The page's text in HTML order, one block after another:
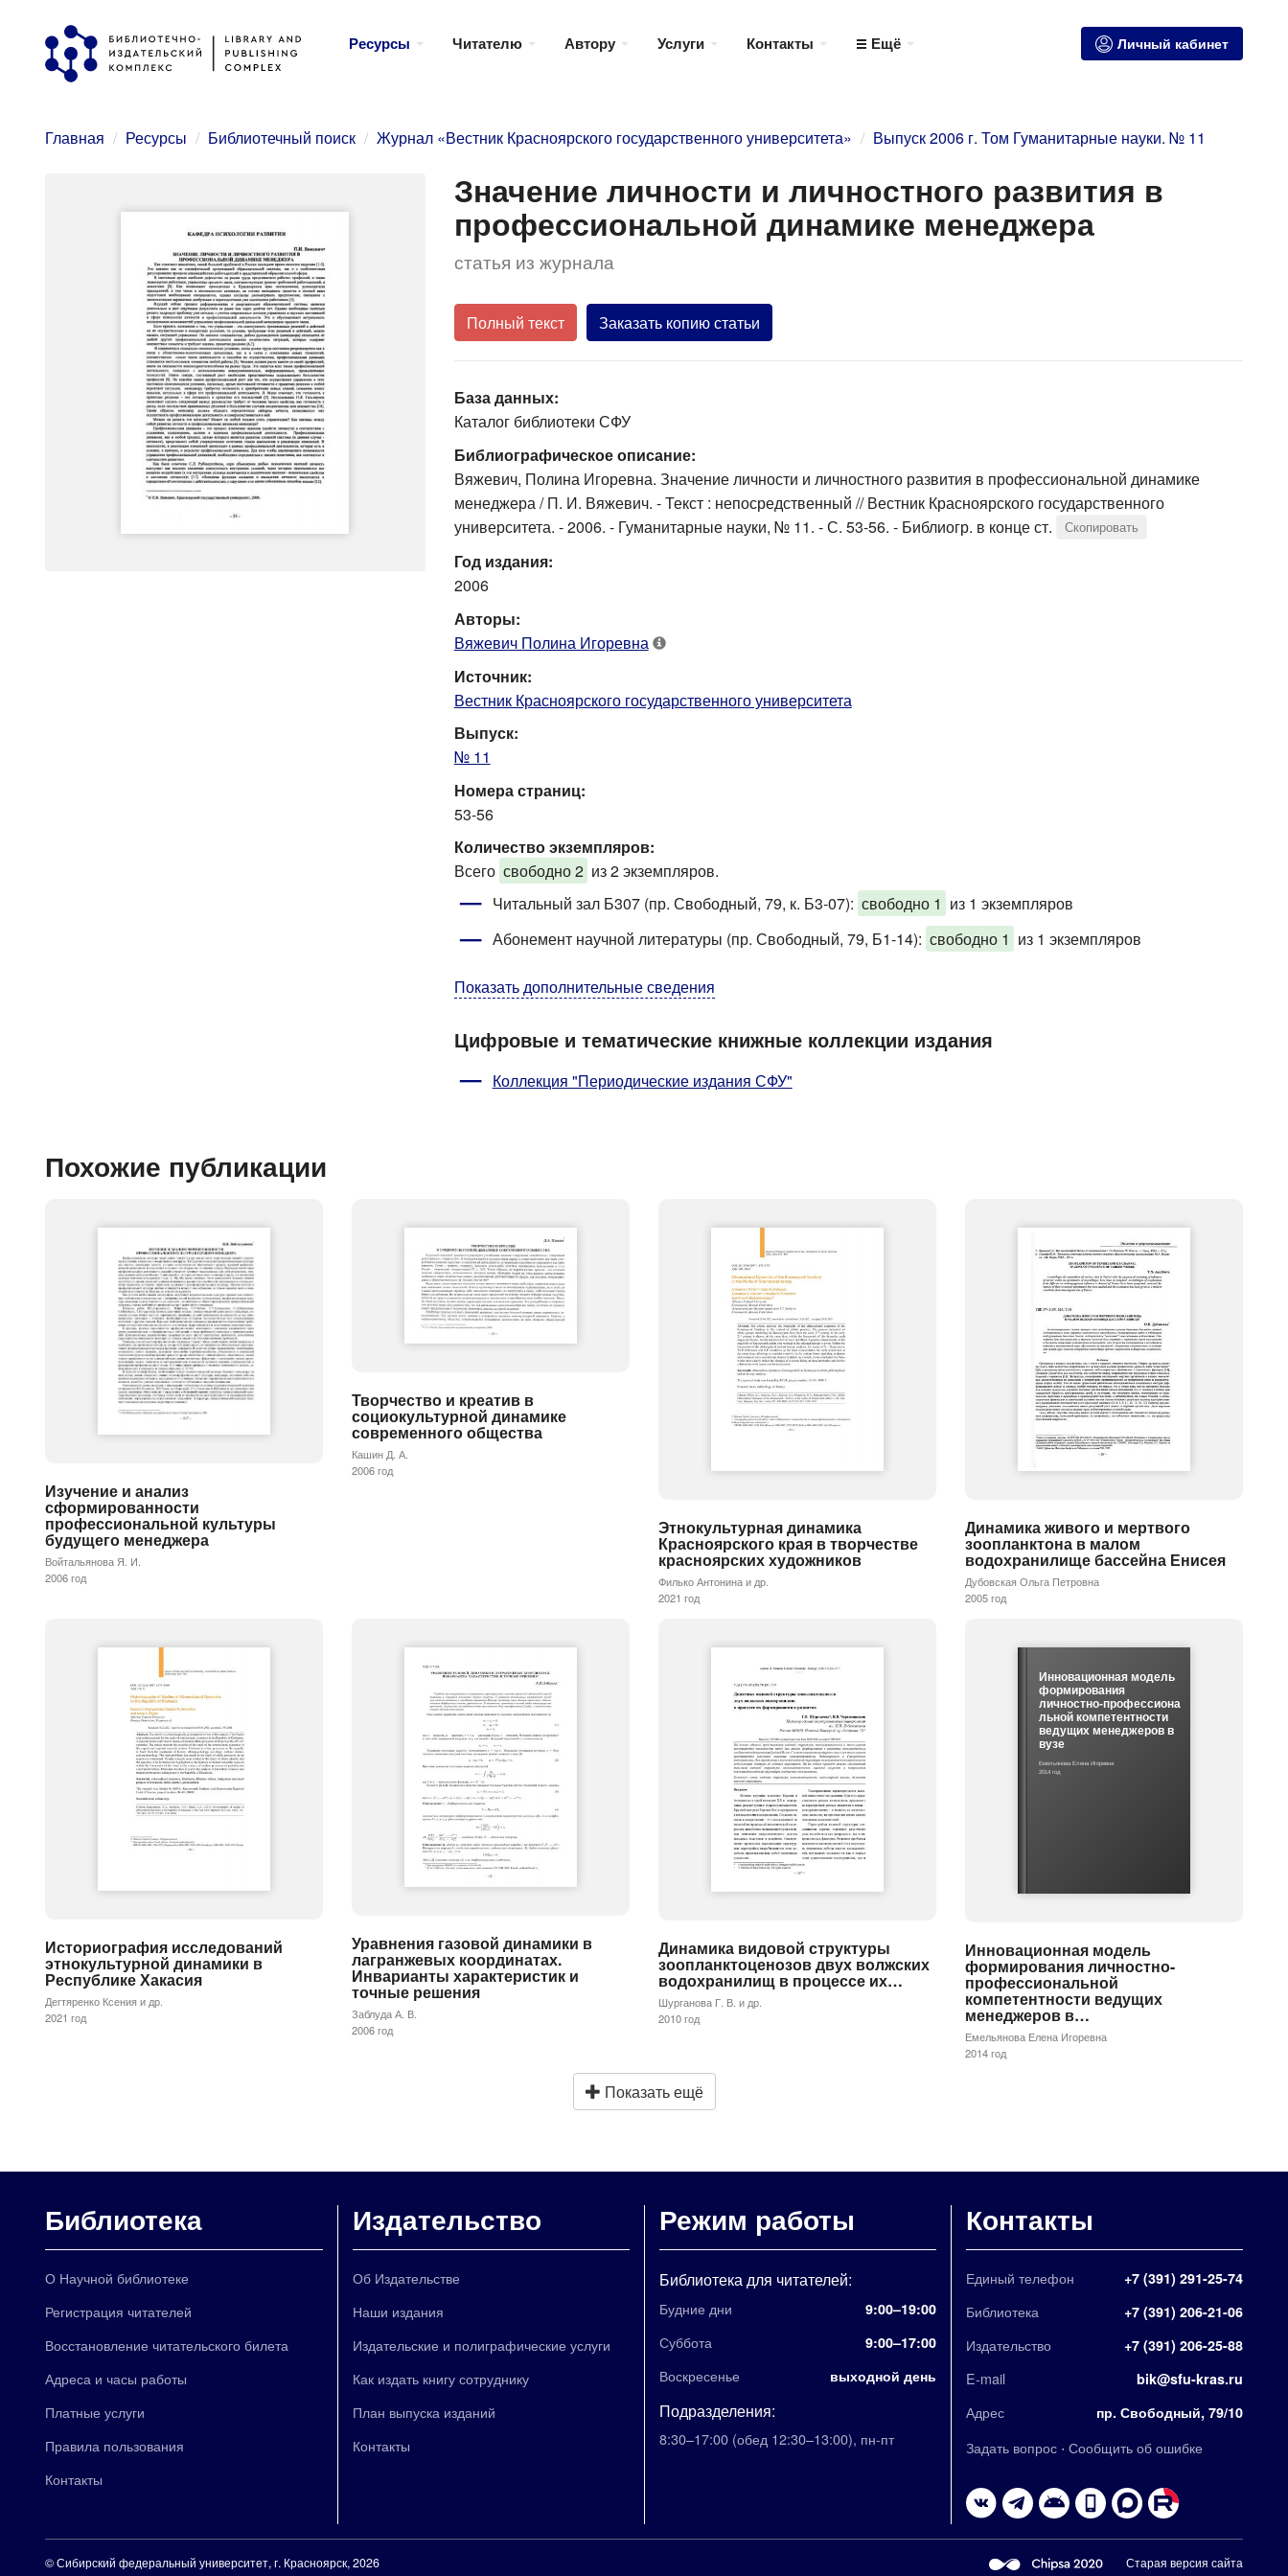
Перейти
основному
Ресурсы Читателю Автору Услуги Контакты Ещё Личный кабинет
Главная Ресурсы Библиотечный поиск Журнал «Вестник Красноярского государственного университета» Выпуск 2006 г. Том Гуманитарные науки. № 11
Значение личности и личностного развития в
профессиональной динамике менеджера
статья из журнала
Полный текст Заказать копию статьи
База данных:
Каталог библиотеки СФУ
Библиографическое описание:
Вяжевич, Полина Игоревна. Значение личности и личностного развития в профессиональной динамике
менеджера / П. И. Вяжевич. - Текст : непосредственный // Вестник Красноярского государственного
университета. - 2006. - Гуманитарные науки, № 11. - С. 53-56. - Библиогр. в конце ст.
Скопировать
Год издания:
2006
Авторы:
Вяжевич Полина Игоревна
Источник:
Вестник Красноярского государственного университета
Выпуск:
№ 11
Номера страниц:
53-56
Количество экземпляров:
Всего свободно 2 из 2 экземпляров.
Читальный зал Б307 (пр. Свободный, 79, к. Б3-07): свободно 1 из 1 экземпляров
Абонемент научной литературы (пр. Свободный, 79, Б1-14): свободно 1 из 1 экземпляров
Показать дополнительные сведения
Цифровые и тематические книжные коллекции издания
Коллекция "Периодические издания СФУ"
Похожие публикации
Изучение и анализ
сформированности
профессиональной культуры
будущего менеджера
Войтальянова Я. И.
2006 год
Творчество и креатив в
социокультурной динамике
современного общества
Кашин Д. А.
2006 год
Этнокультурная динамика
Красноярского края в творчестве
красноярских художников
Филько Антонина и др.
2021 год
Динамика живого и мертвого
зоопланктона в малом
водохранилище бассейна Енисея
Дубовская Ольга Петровна
2005 год
Историография исследований
этнокультурной динамики в
Республике Хакасия
Дегтяренко Ксения и др.
2021 год
Уравнения газовой динамики в
лагранжевых координатах.
Инварианты характеристик и
точные решения
Заблуда А. В.
2006 год
Динамика видовой структуры
зоопланктоценозов двух волжских
водохранилищ в процессе их…
Шурганова Г. В. и др.
2010 год
Инновационная модель
формирования
личностно-профессиона
льной компетентности
ведущих менеджеров в
вузе
Емельянова Елена Игоревна
2014 год
Инновационная модель
формирования личностно-
профессиональной
компетентности ведущих
менеджеров в…
Емельянова Елена Игоревна
2014 год
Показать ещё
Библиотека
О Научной библиотеке
Регистрация читателей
Восстановление читательского билета
Адреса и часы работы
Платные услуги
Правила пользования
Контакты
Издательство
Об Издательстве
Наши издания
Издательские и полиграфические услуги
Как издать книгу сотруднику
План выпуска изданий
Контакты
Режим работы
Библиотека для читателей:
Будние дни 9:00–19:00
Суббота 9:00–17:00
Воскресенье выходной день
Подразделения:
8:30–17:00 (обед 12:30–13:00), пн-пт
Контакты
Единый телефон +7 (391) 291-25-74
Библиотека +7 (391) 206-21-06
Издательство +7 (391) 206-25-88
E-mail bik@sfu-kras.ru
Адрес пр. Свободный, 79/10
Задать вопрос · Сообщить об ошибке
©Сибирский федеральный университет, г. Красноярск, 2026 Старая версия сайта